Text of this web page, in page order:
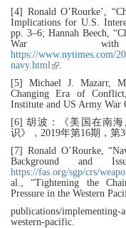
[4] Ronald O’Rourke’,
Implications for U.S.
pp. 3–6; Hannah Beech,
War
https://www.nytimes.com/
navy.html (link is external)
[5] Michael J. Mazarr,
Changing Era of
Institute and US Army War
[6] 胡波：《美国在南
识》，2019年第16期，第
[7] Ronald O’Rourke,
Background and
https://fas.org/sgp/crs/
al., “Tightening the
Pressure in the Western
publications/implementing-
western-pacific.